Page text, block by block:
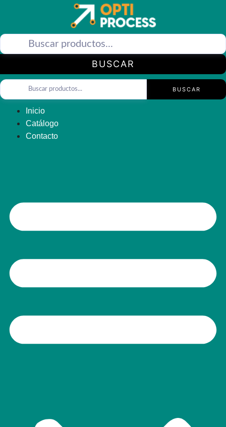
BUSCAR
BUSCAR
Inicio
Catálogo
Contacto